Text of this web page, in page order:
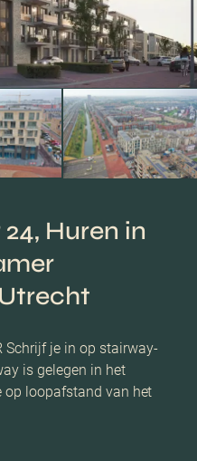
Huren in
Schrijf je in op stairway-
is gelegen in het
op loopafstand van het